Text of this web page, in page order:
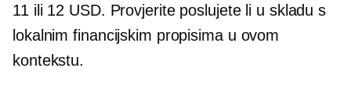
11 ili 12 USD. Provjerite poslujete li u skladu s
lokalnim financijskim propisima u ovom
kontekstu.